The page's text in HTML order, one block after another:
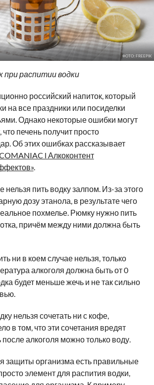
ФОТО: FREEPIK
при распитии водки
российский напиток, который
на все праздники или посиделки
Однако некоторые ошибки могут
что печень получит просто
Об этих ошибках рассказывает
l Алкоконтент
.
нельзя пить водку залпом. Из-за этого
дозу этанола, в результате чего
похмелье. Рюмку нужно пить
причём между ними должна быть
ни в коем случае нельзя, только
алкоголя должна быть от 0
будет меньше жечь и не так сильно
нельзя сочетать ни с кофе,
в том, что эти сочетания вредят
алкоголя можно только воду.
защиты организма есть правильные
элемент для распития водки,